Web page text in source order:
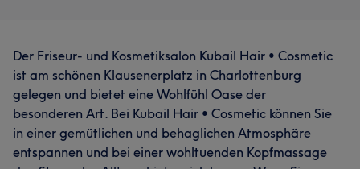
Der Friseur- und Kosmetiksalon Kubail Hair • Cosmetic
ist am schönen Klausenerplatz in Charlottenburg
gelegen und bietet eine Wohlfühl Oase der
besonderen Art. Bei Kubail Hair • Cosmetic können Sie
in einer gemütlichen und behaglichen Atmosphäre
entspannen und bei einer wohltuenden Kopfmassage